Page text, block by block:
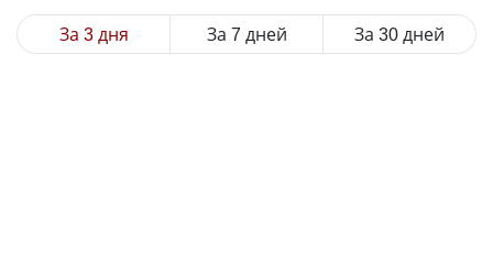
За 3 дня За 7 дней За 30 дней